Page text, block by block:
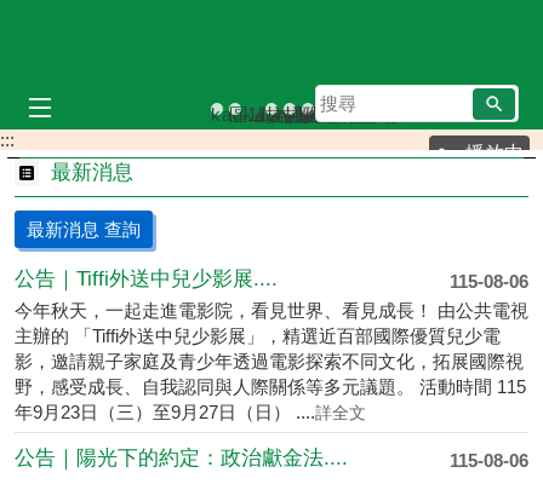
搜
尋
播放中
kaukau山籟愛玉館
區運合照
113年區運
拉阿魯哇族-女性
拉阿魯哇族祭屋
雅尼綜合場
布農族
:::
最新消息
最新消息 查詢
115-08-06
公告｜Tiffi外送中兒少影展....
今年秋天，一起走進電影院，看見世界、看見成長！ 由公共電視
主辦的 「Tiffi外送中兒少影展」，精選近百部國際優質兒少電
影，邀請親子家庭及青少年透過電影探索不同文化，拓展國際視
野，感受成長、自我認同與人際關係等多元議題。 活動時間 115
年9月23日（三）至9月27日（日） ....詳全文
115-08-06
公告｜陽光下的約定：政治獻金法....